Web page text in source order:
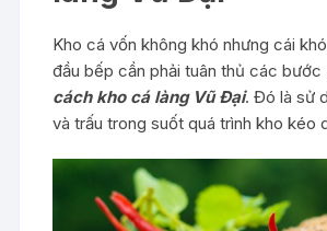
Kho cá vốn không khó nhưng cái
đầu bếp cần phải tuân thủ các bước
cách kho cá làng Vũ Đại. Đó là sử
và trấu trong suốt quá trình kho kéo